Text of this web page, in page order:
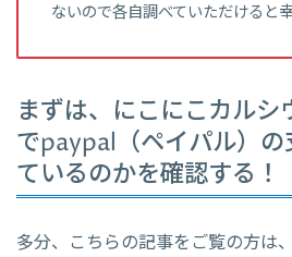
ないので各自調べていただけると幸
まずは、にこにこカルシ
でpaypal（ペイパル）の
ているのかを確認する！
多分、こちらの記事をご覧の方は